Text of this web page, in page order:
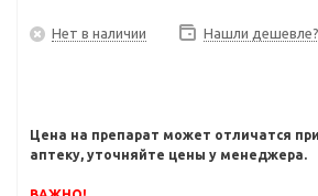
Нет в наличии Нашли дешевле?
Цена на препарат может отличатся
аптеку, уточняйте цены у менеджера.